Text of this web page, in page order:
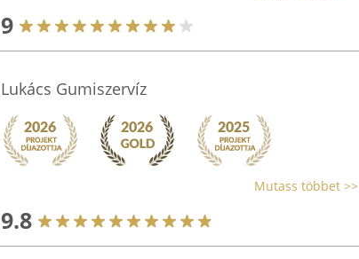
9
Lukács Gumiszervíz
Mutass többet >>
9.8